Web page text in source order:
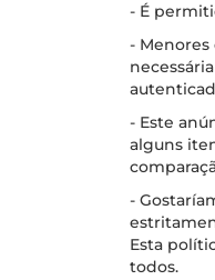
- É
-
- Este
alguns
-
Esta
todos.